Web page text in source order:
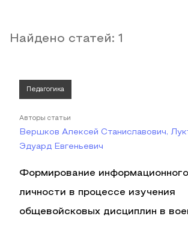
Найдено статей: 1
Педагогика
Авторы статьи
Вершков Алексей Станиславович,
Эдуард Евгеньевич
Формирование
личности в процессе изучения
общевойсковых дисциплин в